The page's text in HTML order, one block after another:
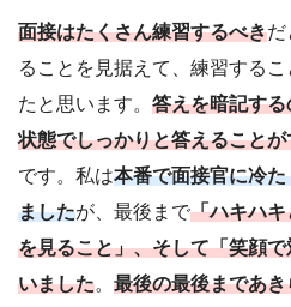
面接はたくさん練習するべきだ
ることを見据えて、練習する
たと思います。 答えを暗記す
状態でしっかりと答えること
です。私は本番で面接官に冷
ましたが、最後まで「ハキハ
を見ること」、そして「笑顔
いました。 最後の最後まであ